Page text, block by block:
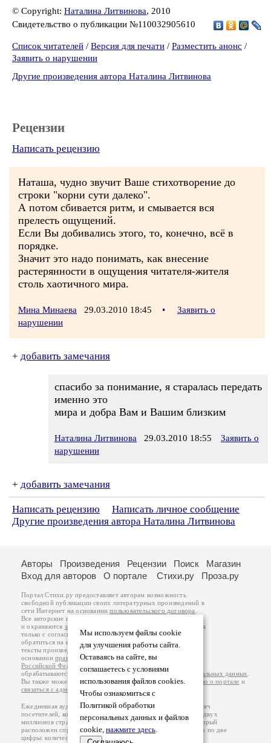
© Copyright: Наталина Литвинова, 2010
Свидетельство о публикации №110032905610
Список читателей / Версия для печати / Разместить анонс /
Заявить о нарушении
Другие произведения автора Наталина Литвинова
Рецензии
Написать рецензию
Наташа, чудно звучит Ваше стихотворение до
строки "корни сути далеко".
А потом сбивается ритм, и смывается вся
прелесть ощущений.
Если Вы добивались этого, то, конечно, всё в
порядке.
Значит это надо понимать, как внесение
растерянности в ощущения читателя-жителя
столь хаотичного мира.
Мина Минаева 29.03.2010 18:45 •
Заявить о
нарушении
+ добавить замечания
спасибо за понимание, я старалась передать
именно это
мира и добра Вам и Вашим близким
Наталина Литвинова 29.03.2010 18:55
Заявить о
нарушении
+ добавить замечания
Написать рецензию
Написать личное сообщение
Другие произведения автора Наталина Литвинова
Мы используем файлы cookie
для улучшения работы сайта.
Оставаясь на сайте, вы
соглашаетесь с условиями
использования файлов cookies.
Чтобы ознакомиться с
Политикой обработки
персональных данных и файлов
cookie, нажмите здесь.
Авторы Произведения Рецензии Поиск
Магазин
Вход для авторов
О портале Стихи.ру Проза.ру
Портал Стихи.ру предоставляет авторам возможность
свободной публикации своих литературных произведений в
сети Интернет на основаниипользовательского договора
Все авторские права на произведения принадлежат авторам
и охраняются законом
. Перепечатка произведений возможна
только с согласия его автора, к которому вы можете
обратиться на его авторской странице. Ответственность за
тексты произведений авторы несут самостоятельно на
основанииправил публикацииизаконодательства
Российской Федерации
обрабатываются на основанииПолитики обработки персональных данных
Вы также можете посмотреть более подробнуюинформацию о портале и
связаться с администрацией
Ежедневная аудитория портала Стихи.ру – порядка 200 тысяч
посетителей, которые в общей сумме просматривают более двух
миллионов страниц по данным счетчика посещаемости, который
расположен справа от этого текста. В каждой графе указано по две
цифры: количество просмотров и количество посетителей.